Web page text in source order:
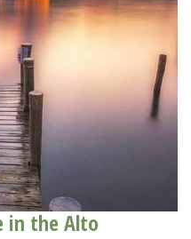
in the Alto